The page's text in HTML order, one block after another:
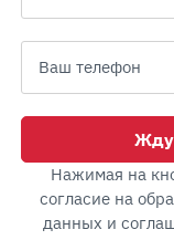
Жду
Нажимая на
согласие на
данных и